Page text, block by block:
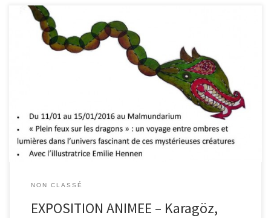
Participez aux animations organisées dans le cadre de l’exposition
« Karagöz, l’art des ombres » visible jusqu’au 21 janvier 2015 au
Malmundarium Malmedy. Celle-ci est organisée dans le cadre
d’Europalia qui met en scène la Turquie d’octobre à février 2016 à
travers différentes pratiques artistiques. Le théâtre d’ombre
traditionnel Karagöz – signifiant littéralement […]
NON CLASSÉ
EXPOSITION ANIMEE – Karagöz,